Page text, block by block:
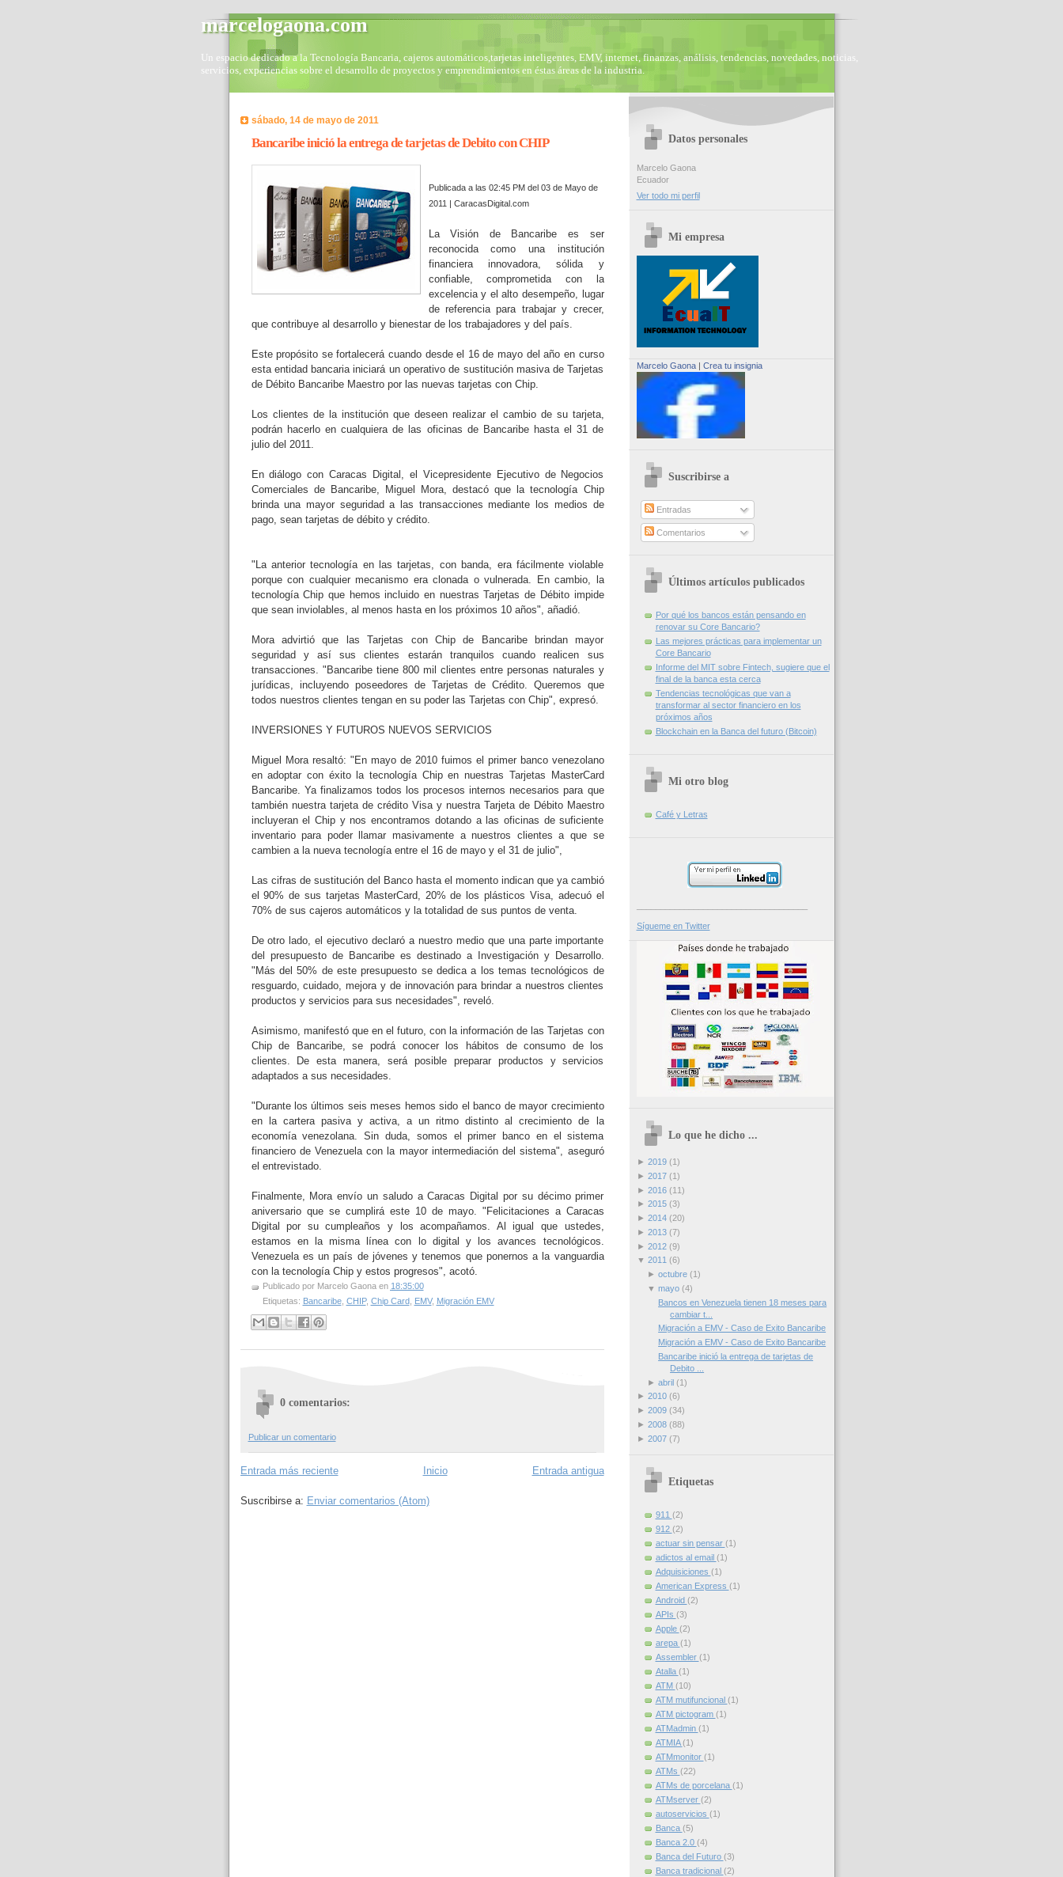
marcelogaona.com
Un espacio dedicado a la Tecnología Bancaria, cajeros automáticos,tarjetas inteligentes, EMV, internet, finanzas, análisis, tendencias, novedades, noticias,
servicios, experiencias sobre el desarrollo de proyectos y emprendimientos en éstas áreas de la industria.
sábado, 14 de mayo de 2011
Bancaribe inició la entrega de tarjetas de Debito con CHIP
Publicada a las 02:45 PM del 03 de Mayo de
2011 | CaracasDigital.com
La Visión de Bancaribe es ser
reconocida como una institución
financiera innovadora, sólida y
confiable, comprometida con la
excelencia y el alto desempeño, lugar
de referencia para trabajar y crecer,
que contribuye al desarrollo y bienestar de los trabajadores y del país.
Este propósito se fortalecerá cuando desde el 16 de mayo del año en curso
esta entidad bancaria iniciará un operativo de sustitución masiva de Tarjetas
de Débito Bancaribe Maestro por las nuevas tarjetas con Chip.
Los clientes de la institución que deseen realizar el cambio de su tarjeta,
podrán hacerlo en cualquiera de las oficinas de Bancaribe hasta el 31 de
julio del 2011.
En diálogo con Caracas Digital, el Vicepresidente Ejecutivo de Negocios
Comerciales de Bancaribe, Miguel Mora, destacó que la tecnología Chip
brinda una mayor seguridad a las transacciones mediante los medios de
pago, sean tarjetas de débito y crédito.
"La anterior tecnología en las tarjetas, con banda, era fácilmente violable
porque con cualquier mecanismo era clonada o vulnerada. En cambio, la
tecnología Chip que hemos incluido en nuestras Tarjetas de Débito impide
que sean inviolables, al menos hasta en los próximos 10 años", añadió.
Mora advirtió que las Tarjetas con Chip de Bancaribe brindan mayor
seguridad y así sus clientes estarán tranquilos cuando realicen sus
transacciones. "Bancaribe tiene 800 mil clientes entre personas naturales y
jurídicas, incluyendo poseedores de Tarjetas de Crédito. Queremos que
todos nuestros clientes tengan en su poder las Tarjetas con Chip", expresó.
INVERSIONES Y FUTUROS NUEVOS SERVICIOS
Miguel Mora resaltó: "En mayo de 2010 fuimos el primer banco venezolano
en adoptar con éxito la tecnología Chip en nuestras Tarjetas MasterCard
Bancaribe. Ya finalizamos todos los procesos internos necesarios para que
también nuestra tarjeta de crédito Visa y nuestra Tarjeta de Débito Maestro
incluyeran el Chip y nos encontramos dotando a las oficinas de suficiente
inventario para poder llamar masivamente a nuestros clientes a que se
cambien a la nueva tecnología entre el 16 de mayo y el 31 de julio",
Las cifras de sustitución del Banco hasta el momento indican que ya cambió
el 90% de sus tarjetas MasterCard, 20% de los plásticos Visa, adecuó el
70% de sus cajeros automáticos y la totalidad de sus puntos de venta.
De otro lado, el ejecutivo declaró a nuestro medio que una parte importante
del presupuesto de Bancaribe es destinado a Investigación y Desarrollo.
"Más del 50% de este presupuesto se dedica a los temas tecnológicos de
resguardo, cuidado, mejora y de innovación para brindar a nuestros clientes
productos y servicios para sus necesidades", reveló.
Asimismo, manifestó que en el futuro, con la información de las Tarjetas con
Chip de Bancaribe, se podrá conocer los hábitos de consumo de los
clientes. De esta manera, será posible preparar productos y servicios
adaptados a sus necesidades.
"Durante los últimos seis meses hemos sido el banco de mayor crecimiento
en la cartera pasiva y activa, a un ritmo distinto al crecimiento de la
economía venezolana. Sin duda, somos el primer banco en el sistema
financiero de Venezuela con la mayor intermediación del sistema", aseguró
el entrevistado.
Finalmente, Mora envío un saludo a Caracas Digital por su décimo primer
aniversario que se cumplirá este 10 de mayo. "Felicitaciones a Caracas
Digital por su cumpleaños y los acompañamos. Al igual que ustedes,
estamos en la misma línea con lo digital y los avances tecnológicos.
Venezuela es un país de jóvenes y tenemos que ponernos a la vanguardia
con la tecnología Chip y estos progresos", acotó.
Publicado por Marcelo Gaona en 18:35:00
Etiquetas: Bancaribe, CHIP, Chip Card, EMV, Migración EMV
0 comentarios:
Publicar un comentario
Entrada más reciente Entrada antigua
Inicio
Suscribirse a: Enviar comentarios (Atom)
Datos personales
Marcelo Gaona
Ecuador
Ver todo mi perfil
Mi empresa
Marcelo Gaona| Crea tu insignia
Suscribirse a
Entradas
Comentarios
Últimos artículos publicados
Por qué los bancos están pensando en
renovar su Core Bancario?
Las mejores prácticas para implementar un
Core Bancario
Informe del MIT sobre Fintech, sugiere que el
final de la banca esta cerca
Tendencias tecnológicas que van a
transformar al sector financiero en los
próximos años
Blockchain en la Banca del futuro (Bitcoin)
Mi otro blog
Café y Letras
Sígueme en Twitter
Lo que he dicho ...
► 2019 (1)
► 2017 (1)
► 2016 (11)
► 2015 (3)
► 2014 (20)
► 2013 (7)
► 2012 (9)
▼ 2011 (6)
► octubre (1)
▼ mayo (4)
Bancos en Venezuela tienen 18 meses para
cambiar t...
Migración a EMV - Caso de Exito Bancaribe
Migración a EMV - Caso de Exito Bancaribe
Bancaribe inició la entrega de tarjetas de
Debito ...
► abril (1)
► 2010 (6)
► 2009 (34)
► 2008 (88)
► 2007 (7)
Etiquetas
911 (2)
912 (2)
actuar sin pensar (1)
adictos al email (1)
Adquisiciones (1)
American Express (1)
Android (2)
APIs (3)
Apple (2)
arepa (1)
Assembler (1)
Atalla (1)
ATM (10)
ATM mutifuncional (1)
ATM pictogram (1)
ATMadmin (1)
ATMIA(1)
ATMmonitor (1)
ATMs (22)
ATMs de porcelana (1)
ATMserver (2)
autoservicios (1)
Banca (5)
Banca 2.0 (4)
Banca del Futuro (3)
Banca tradicional (2)